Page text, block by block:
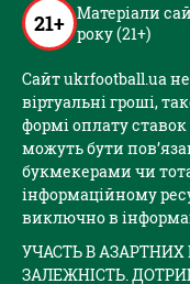
21+ Матеріали
року (21+)
Сайт ukrfootball.ua
віртуальні гроші,
формі оплату
можуть бути
букмекерами чи
інформаційному
виключно в
УЧАСТЬ В
ЗАЛЕЖНІСТЬ.